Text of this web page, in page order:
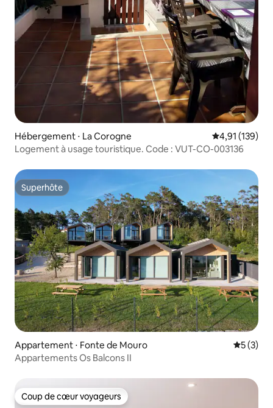
Hébergement ⋅ La Corogne Évaluation
4,91 (139)
Logement à usage touristique. Code : VUT-CO-003136
Superhôte
Superhôte
Appartement ⋅ Fonte de Mouro
5 (3)
Appartements Os Balcons II
Coup de cœur voyageurs
Coup de cœur voyageurs